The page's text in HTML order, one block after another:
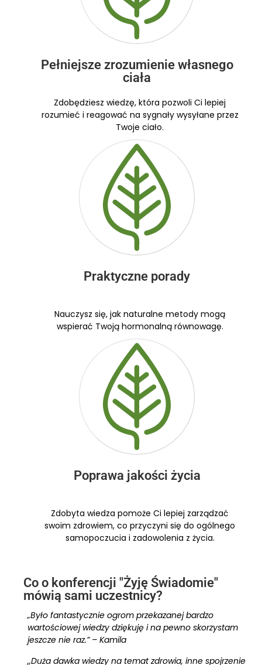
Pełniejsze zrozumienie własnego
ciała
Zdobędziesz wiedzę, która pozwoli Ci lepiej
rozumieć i reagować na sygnały wysyłane przez
Twoje ciało.
Praktyczne porady
Nauczysz się, jak naturalne metody mogą
wspierać Twoją hormonalną równowagę.
Poprawa jakości życia
Zdobyta wiedza pomoże Ci lepiej zarządzać
swoim zdrowiem, co przyczyni się do ogólnego
samopoczucia i zadowolenia z życia.
Co o konferencji "Żyję Świadomie"
mówią sami uczestnicy?
„Było fantastycznie ogrom przekazanej bardzo
wartościowej wiedzy dziękuję i na pewno skorzystam
jeszcze nie raz.” – Kamila
,,Duża dawka wiedzy na temat zdrowia, inne spojrzenie